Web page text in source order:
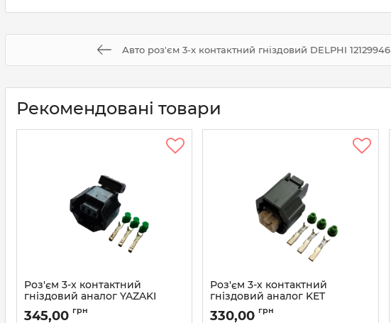
Авто роз'єм 3-х контактний гніздовий DELPHI 12129946
Рекомендовані товари
Роз'єм 3-х контактний
гніздовий аналог YAZAKI
7223-6536-30
Артикул: 7223-6536-30
345,00 грн
Роз'єм 3-х контактний
гніздовий аналог KET
MG641362-5
Артикул: MG641362-5
330,00 грн